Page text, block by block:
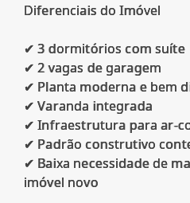
Diferenciais do Imóvel
✔ 3 dormitórios com suíte
✔ 2 vagas de garagem
✔ Planta moderna e bem
✔ Varanda integrada
✔ Infraestrutura para ar-
✔ Padrão construtivo
✔ Baixa necessidade de
imóvel novo